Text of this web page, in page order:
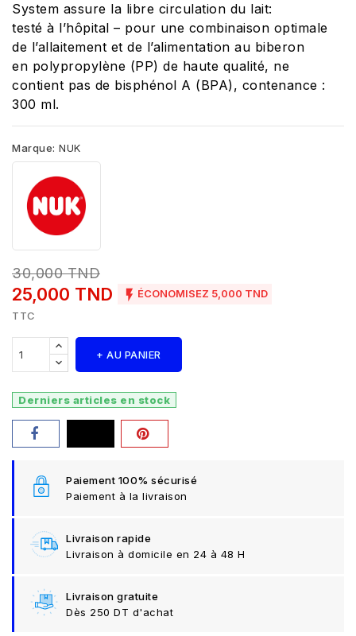
System assure la libre circulation du lait:
testé à l’hôpital – pour une combinaison optimale
de l’allaitement et de l’alimentation au biberon
en polypropylène (PP) de haute qualité, ne
contient pas de bisphénol A (BPA), contenance :
300 ml.
Marque: NUK
30,000 TND
25,000 TND  ÉCONOMISEZ 5,000 TND
TTC
+ AU PANIER
Derniers articles en stock
Paiement 100% sécurisé
Paiement à la livraison
Livraison rapide
Livraison à domicile en 24 à 48 H
Livraison gratuite
Dès 250 DT d'achat